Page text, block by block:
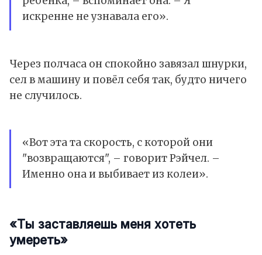
искренне не узнавала его».
Через полчаса он спокойно завязал шнурки,
сел в машину и повёл себя так, будто ничего
не случилось.
«Вот эта та скорость, с которой они
"возвращаются", – говорит Рэйчел. –
Именно она и выбивает из колеи».
«Ты заставляешь меня хотеть
умереть»